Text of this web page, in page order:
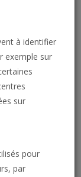
à identifier
exemple sur
sur
pour
par